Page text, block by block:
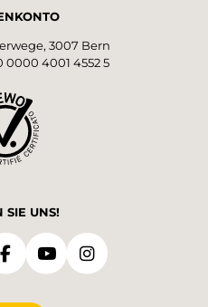
3007 Bern
0000 4001 4552 5
SIE UNS!